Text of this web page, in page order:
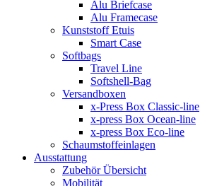
Alu Briefcase
Alu Framecase
Kunststoff Etuis
Smart Case
Softbags
Travel Line
Softshell-Bag
Versandboxen
x-Press Box Classic-line
x-press Box Ocean-line
x-press Box Eco-line
Schaumstoffeinlagen
Ausstattung
Zubehör Übersicht
Mobilität